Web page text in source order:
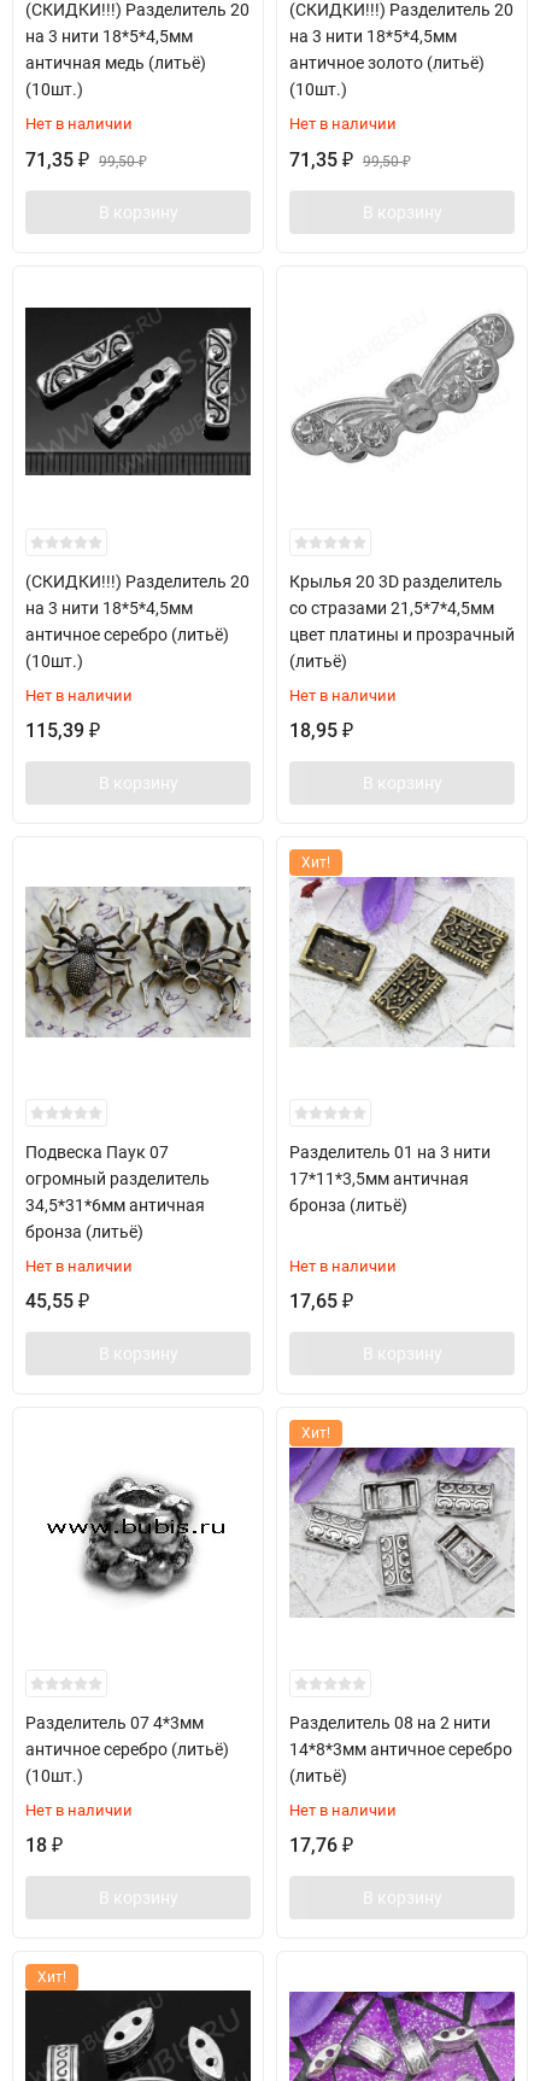
(СКИДКИ!!!) Разделитель 20
на 3 нити 18*5*4,5мм
античная медь (литьё)
(10шт.)
Нет в наличии
71,35 ₽ 99,50₽
В корзину
(СКИДКИ!!!) Разделитель 20
на 3 нити 18*5*4,5мм
античное золото (литьё)
(10шт.)
Нет в наличии
71,35 ₽ 99,50₽
В корзину
(СКИДКИ!!!) Разделитель 20
на 3 нити 18*5*4,5мм
античное серебро (литьё)
(10шт.)
Нет в наличии
115,39 ₽
В корзину
Крылья 20 3D разделитель
со стразами 21,5*7*4,5мм
цвет платины и прозрачный
(литьё)
Нет в наличии
18,95 ₽
В корзину
Подвеска Паук 07
огромный разделитель
34,5*31*6мм античная
бронза (литьё)
Нет в наличии
45,55 ₽
В корзину
Хит!
Разделитель 01 на 3 нити
17*11*3,5мм античная
бронза (литьё)
Нет в наличии
17,65 ₽
В корзину
Разделитель 07 4*3мм
античное серебро (литьё)
(10шт.)
Нет в наличии
18 ₽
В корзину
Хит!
Разделитель 08 на 2 нити
14*8*3мм античное серебро
(литьё)
Нет в наличии
17,76 ₽
В корзину
Хит!